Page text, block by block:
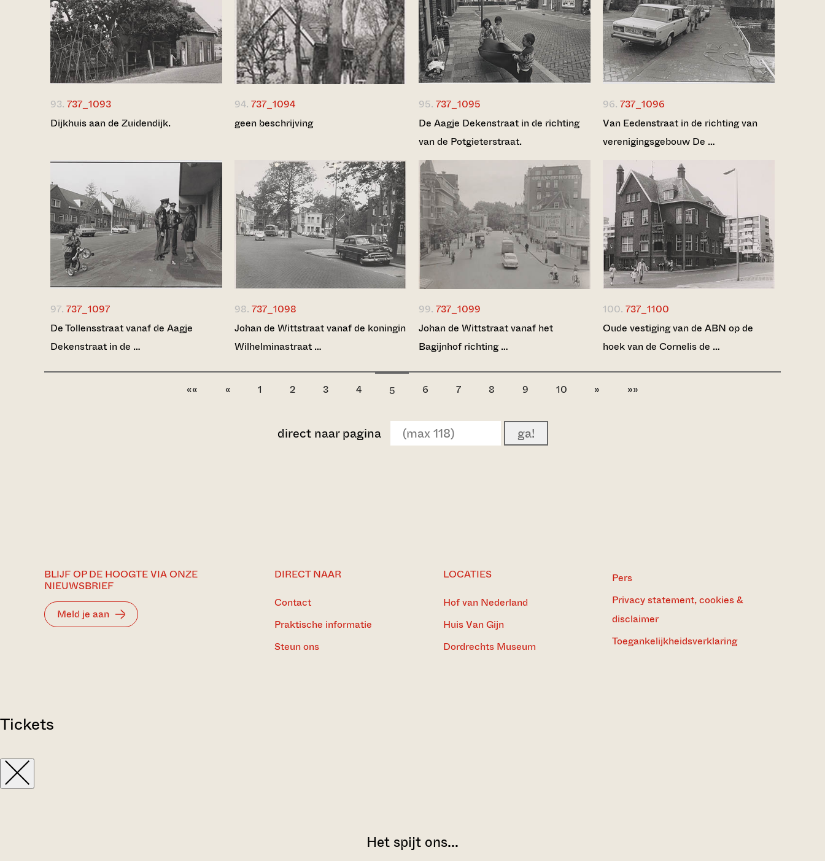
93. 737_1093
Dijkhuis aan de Zuidendijk.
94. 737_1094
geen beschrijving
95. 737_1095
De Aagje Dekenstraat in de richting
van de Potgieterstraat.
96. 737_1096
Van Eedenstraat in de richting van
verenigingsgebouw De …
97. 737_1097
De Tollensstraat vanaf de Aagje
Dekenstraat in de …
98. 737_1098
Johan de Wittstraat vanaf de koningin
Wilhelminastraat …
99. 737_1099
Johan de Wittstraat vanaf het
Bagijnhof richting …
100. 737_1100
Oude vestiging van de ABN op de
hoek van de Cornelis de …
«« « 1 2 3 4 5 6 7 8 9 10 » »»
direct naar pagina ga!
BLIJF OP DE HOOGTE VIA ONZE
NIEUWSBRIEF
Meld je aan
DIRECT NAAR
Contact
Praktische informatie
Steun ons
LOCATIES
Hof van Nederland
Huis Van Gijn
Dordrechts Museum
Pers
Privacy statement, cookies &
disclaimer
Toegankelijkheidsverklaring
Tickets